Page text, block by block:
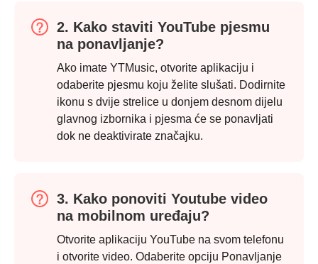
3. korak
2. Kako staviti YouTube pjesmu
na ponavljanje?
Ako imate YTMusic, otvorite aplikaciju i
odaberite pjesmu koju želite slušati. Dodirnite
ikonu s dvije strelice u donjem desnom dijelu
glavnog izbornika i pjesma će se ponavljati
dok ne deaktivirate značajku.
3. Kako ponoviti Youtube video
na mobilnom uređaju?
Otvorite aplikaciju YouTube na svom telefonu
i otvorite video. Odaberite opciju Ponavljanje